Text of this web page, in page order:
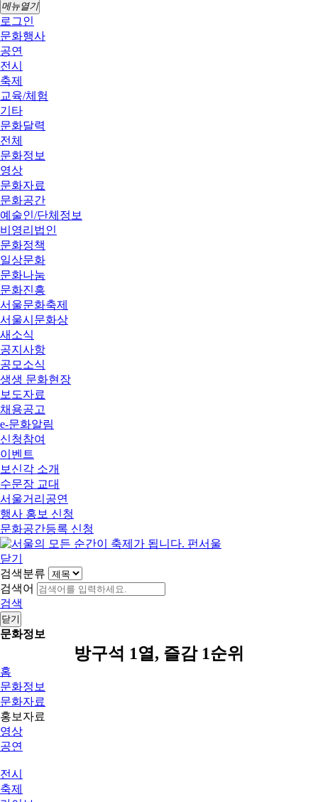
메뉴열기
로그인
문화행사
공연
전시
축제
교육/체험
기타
문화달력
전체
문화정보
영상
문화자료
문화공간
예술인/단체정보
비영리법인
문화정책
일상문화
문화나눔
문화진흥
서울문화축제
서울시문화상
새소식
공지사항
공모소식
생생 문화현장
보도자료
채용공고
e-문화알림
신청참여
이벤트
보신각 소개
수문장 교대
서울거리공연
행사 홍보 신청
문화공간등록 신청
닫기
검색분류
검색어
검색
닫기
문화정보
방구석 1열, 즐감 1순위
홈
문화정보
문화자료
홍보자료
영상
공연
전시
축제